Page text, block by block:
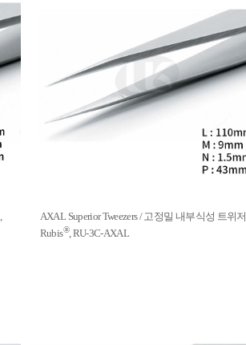
AXAL Superior Tweezers / 고정밀 내부식성 트위저,
Rubis®, RU-3C-AXAL